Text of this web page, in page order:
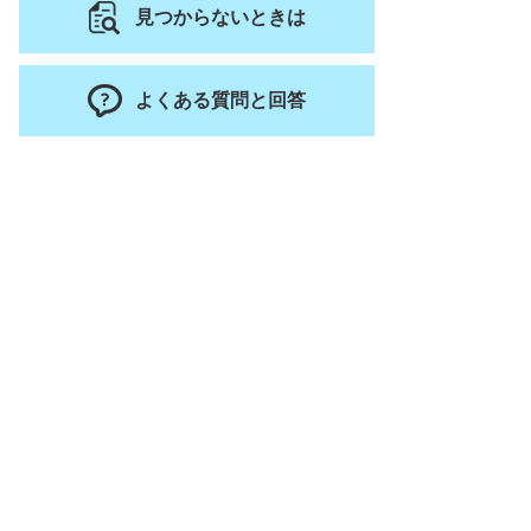
見つからないときは
よくある質問と回答